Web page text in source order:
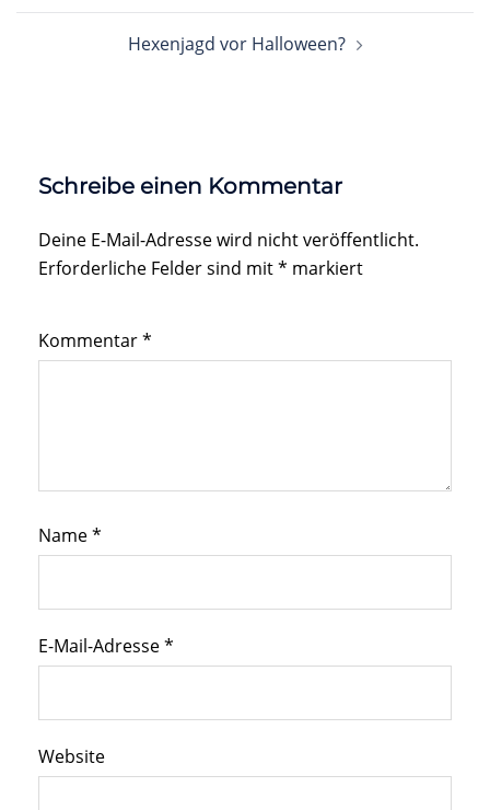
Hexenjagd vor Halloween?
Schreibe einen Kommentar
Deine E-Mail-Adresse wird nicht veröffentlicht.
Erforderliche Felder sind mit* markiert
Kommentar*
Name*
E-Mail-Adresse*
Website